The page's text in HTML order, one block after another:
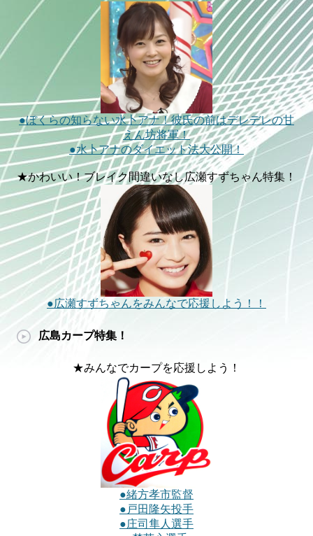
●ぼくらの知らない水卜アナ！彼氏の前はデレデレの甘
えん坊将軍！
●水卜アナのダイエット法大公開！
★かわいい！ブレイク間違いなし広瀬すずちゃん特集！
●広瀬すずちゃんをみんなで応援しよう！！
広島カープ特集！
★みんなでカープを応援しよう！
●緒方孝市監督
●戸田隆矢投手
●庄司隼人選手